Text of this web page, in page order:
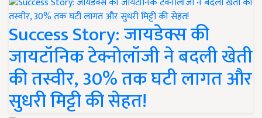
Success Story: जायडेक्स की
जायटॉनिक टेक्नोलॉजी ने बदली खेती
की तस्वीर, 30% तक घटी लागत और
सुधरी मिट्टी की सेहत!